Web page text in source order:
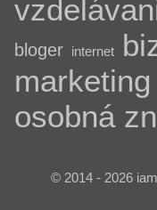
bloger internet
marketing
osobná
© 2014 - 2026